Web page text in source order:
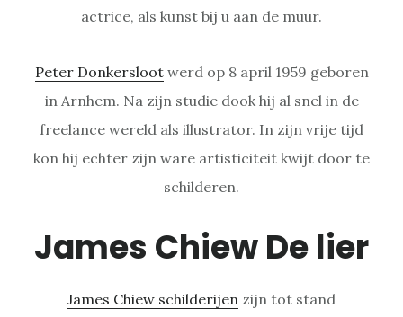
actrice, als kunst bij u aan de muur.
Peter Donkerslootwerd op 8 april 1959 geboren
in Arnhem. Na zijn studie dook hij al snel in de
freelance wereld als illustrator. In zijn vrije tijd
kon hij echter zijn ware artisticiteit kwijt door te
schilderen.
James Chiew De lier
James Chiew schilderijen zijn tot stand